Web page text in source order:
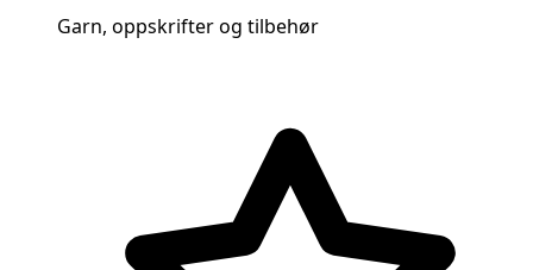
Garn, oppskrifter og tilbehør